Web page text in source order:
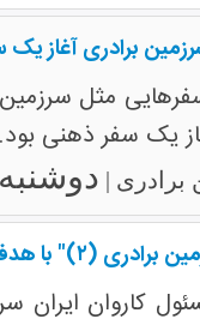
برادری آغاز
مثل سرزمین
یک سفر ذهنی بود.
برادری | دوشنبه ۲۳ اسفند ۱۳۹۵
شیعه و سنی در ایران وارد استان گلستان شد.
کاروان